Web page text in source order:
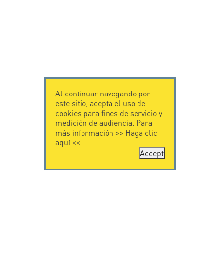
Al continuar navegando por
este sitio, acepta el uso de
cookies para fines de servicio y
medición de audiencia. Para
más información >> Haga clic
aquí<<
Accept